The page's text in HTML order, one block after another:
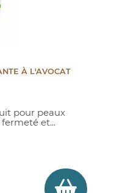
À L'AVOCAT
pour peaux
et...